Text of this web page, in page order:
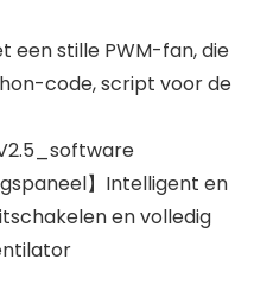
een stille PWM-fan, die
code, script voor de
】Intelligent en
en volledig